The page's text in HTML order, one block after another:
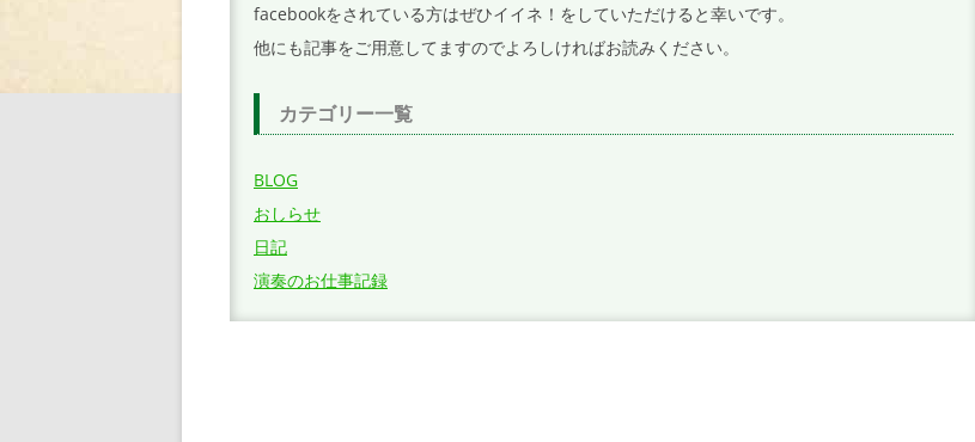
facebookをされている方はぜひイイネ！をしていただけると幸いです。
他にも記事をご用意してますのでよろしければお読みください。
カテゴリー一覧
BLOG
おしらせ
日記
演奏のお仕事記録